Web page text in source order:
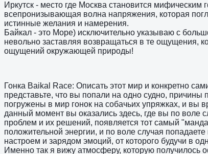
Иркутск - место где Москва становится
всепронизывающая волна напряжения, которая
истинные желания и намерения.
Байкал - это Море) исключительно указываю с
невольно заставляя возвращаться в те ощущения,
ощущений окружающей природы!
Гонка Baikal Race: Описать этот мир и конкретно
представьте, что вы попали на одно судно,
погружены в мир гонок на собачьих упряжках, и вы
данный момент вы оказались здесь, где вы по воле
проблем и их решений, появляется тот самый
положительной энергии, и по воле случая
настроем и зарядом эмоций, от которого будучи в
Именно так я вижу атмосферу, которую получилось